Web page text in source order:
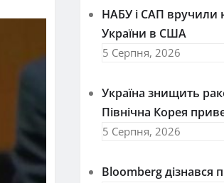
НАБУ і САП вручили
України в США
5 Серпня, 2026
Україна знищить
Північна Корея
5 Серпня, 2026
Bloomberg дізнався